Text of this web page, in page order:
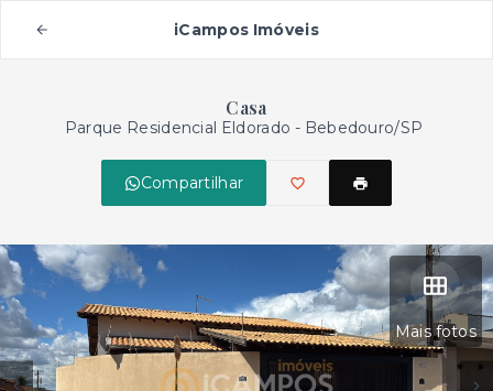
iCampos Imóveis
Casa
Parque Residencial Eldorado - Bebedouro/SP
Compartilhar
Mais fotos